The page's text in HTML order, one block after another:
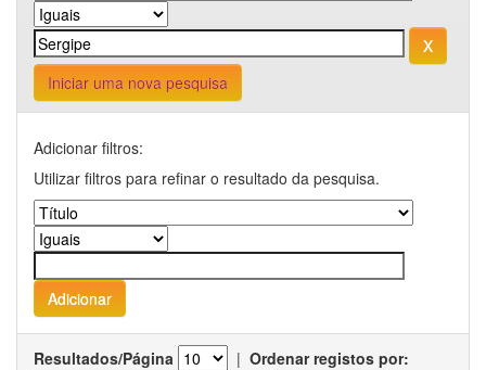
Iniciar uma nova pesquisa
Adicionar filtros:
Utilizar filtros para refinar o resultado da pesquisa.
Resultados/Página | Ordenar registos por: